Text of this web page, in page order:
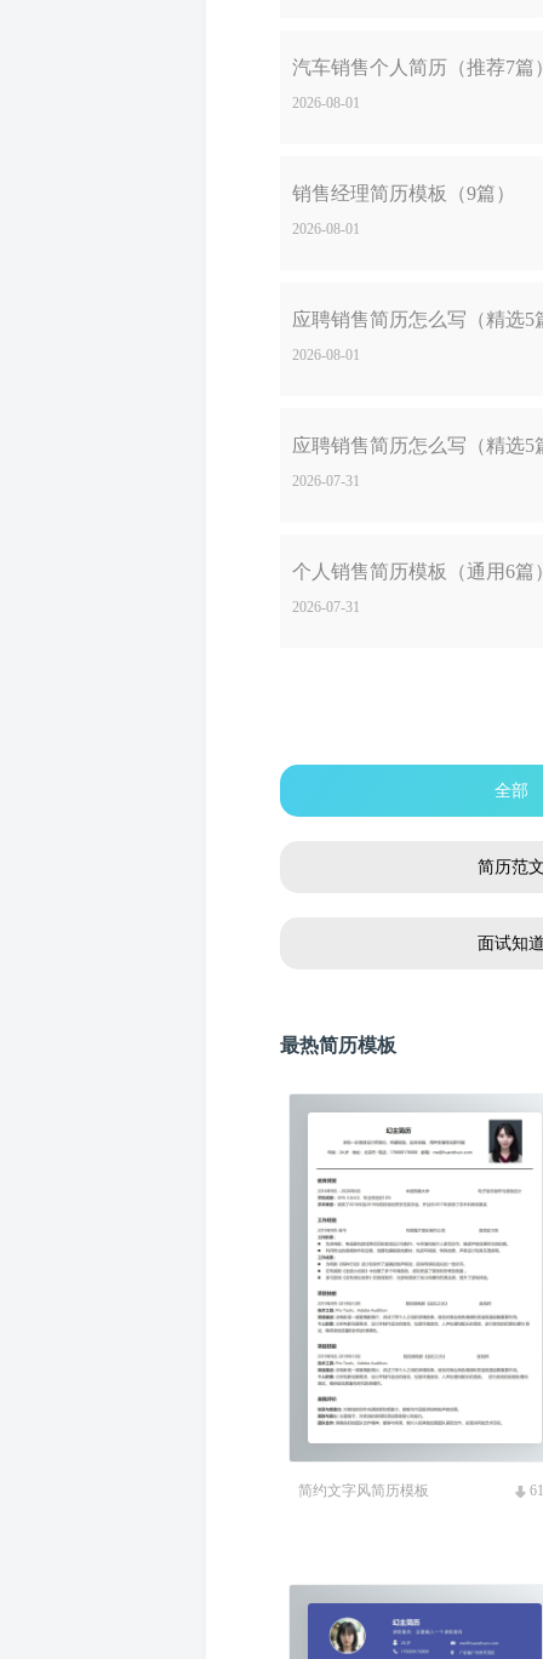
汽车销售个人简历（推荐7篇
2026-08-01
销售经理简历模板（9篇）
2026-08-01
应聘销售简历怎么写（精选5
2026-08-01
应聘销售简历怎么写（精选5
2026-07-31
个人销售简历模板（通用6篇
2026-07-31
全部
简历范
面试知
最热简历模板
简约文字风简历模板